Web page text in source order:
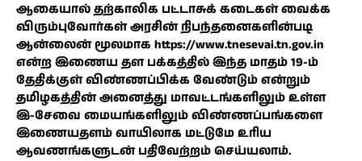
ஆகையால் தற்காலிக பட்டாசுக் கடைகள் வைக்க
விரும்புவோர்கள் அரசின் நிபந்தனைகளின்படி
ஆன்லைன் மூலமாக https://www.tnesevai.tn.gov.in
என்ற இணைய தள பக்கத்தில் இந்த மாதம் 19-ம்
தேதிக்குள் விண்ணப்பிக்க வேண்டும் என்றும்
தமிழகத்தின் அனைத்து மாவட்டங்களிலும் உள்ள
இ-சேவை மையங்களிலும் விண்ணப்பங்களை
இணையதளம் வாயிலாக மட்டுமே உரிய
ஆவணங்களுடன் பதிவேற்றம் செய்யலாம்.